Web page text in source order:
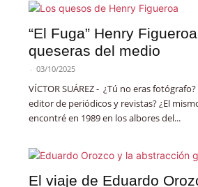
“El Fuga” Henry
queseras del medio
- 03/10/2025
VÍCTOR SUÁREZ - ¿Tú no eras
editor de periódicos y revistas? ¿El
encontré en 1989 en los albores del...
El viaje de Eduardo